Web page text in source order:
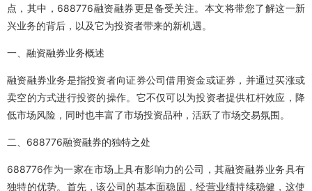
点，其中，688776融资融券更是备受关注。本文将带您了解这一新
兴业务的背后，以及它为投资者带来的新机遇。
一、融资融券业务概述
融资融券业务是指投资者向证券公司借用资金或证券，并通过买涨或
卖空的方式进行投资的操作。它不仅可以为投资者提供杠杆效应，降
低市场风险，同时也丰富了市场投资品种，活跃了市场交易氛围。
二、688776融资融券的独特之处
688776作为一家在市场上具有影响力的公司，其融资融券业务具有
独特的优势。首先，该公司的基本面稳固，经营业绩持续稳健，这使